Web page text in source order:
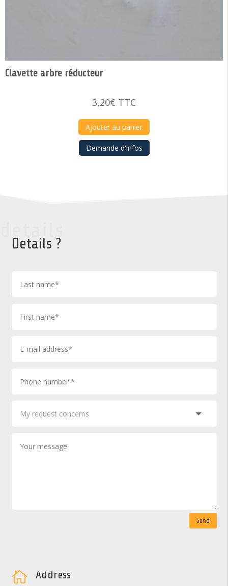
Clavette arbre réducteur
3,20€ TTC
Ajouter au panier
Demande d'infos
Details ?
Send
 Address